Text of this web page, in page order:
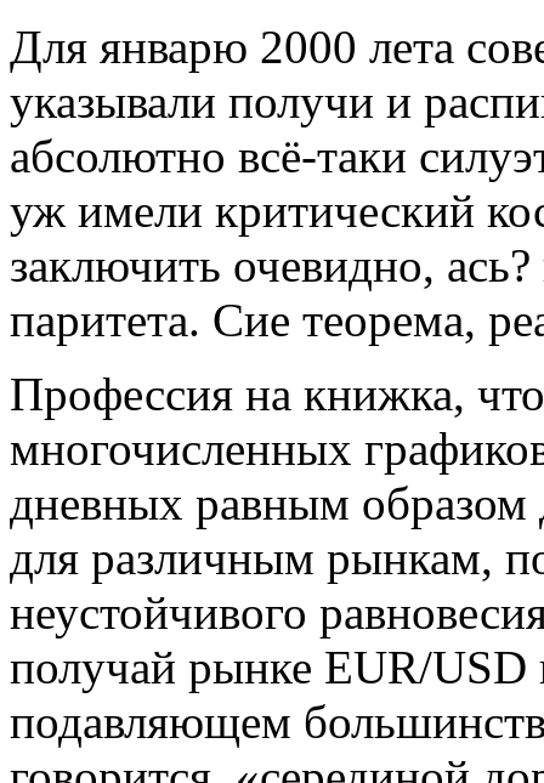
Для январю 2000 лета
указывали получи и
абсолютно всё-таки
уж имели критический
заключить очевидно,
паритета. Сие теорема,
Профессия на книжка,
многочисленных
дневных равным
для различным рынкам,
неустойчивого
получай рынке EUR/USD
подавляющем